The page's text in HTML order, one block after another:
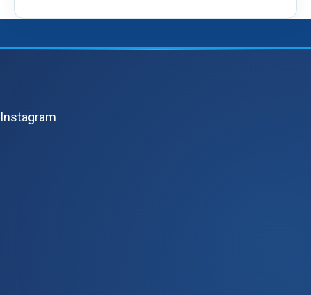
Z
Instagram